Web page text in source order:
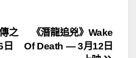
《潛龍追兇》Wake
Of Death — 3月12日
之